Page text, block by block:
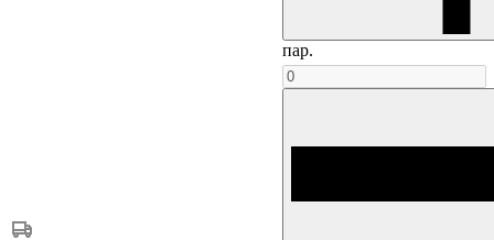
пар.